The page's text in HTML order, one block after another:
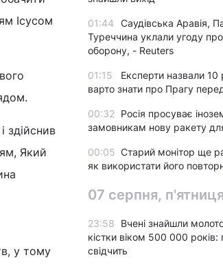
Ісусом
здійснив
Який
у тому
01:44
Саудівська Аравія,
Туреччина уклали угоду
оборону, - Reuters
01:15
Експерти назвали 10
варто знати про Прагу
00:32
Росія просуває
замовникам нову ракету
00:05 Старий монітор ще
як використати його
07 серпня, п'ятниця
23:58
Вчені знайшли
кістки віком 500 000 років:
свідчить